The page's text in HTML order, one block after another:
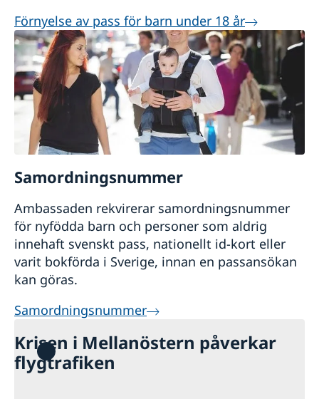
Förnyelse av pass för barn under 18 år
Samordningsnummer
Ambassaden rekvirerar samordningsnummer
för nyfödda barn och personer som aldrig
innehaft svenskt pass, nationellt id-kort eller
varit bokförda i Sverige, innan en passansökan
kan göras.
Samordningsnummer
Krisen i Mellanöstern påverkar
flygtrafiken